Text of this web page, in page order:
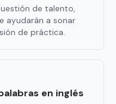
de talento,
ayudarán a sonar
de práctica.
en inglés